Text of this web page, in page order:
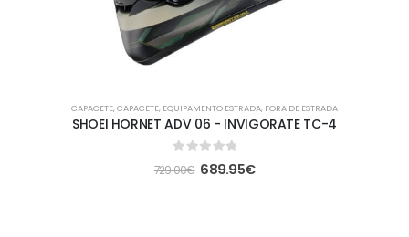
CAPACETE,CAPACETE, EQUIPAMENTO ESTRADA, FORA DE ESTRADA
SHOEI HORNET ADV 06 - INVIGORATE TC-4
out of 5
729.00€ 689.95€